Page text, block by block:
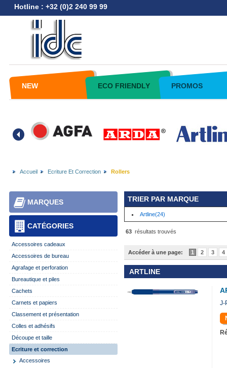
Hotline : +32 (0)2 240 99 99
NEW ECO FRIENDLY PROMOS
Accueil Ecriture Et Correction Rollers
CATÉGORIES
MARQUES
Accessoires cadeaux
Accessoires de bureau
Agrafage et perforation
Bureautique et piles
Cachets
Carnets et papiers
Classement et présentation
Colles et adhésifs
Découpe et taille
Ecriture et correction
Accessoires
TRIER PAR MARQUE
Artline(24)
63 résultats trouvés
Accéder à une page: 1 2 3 4
ARTLINE
J-